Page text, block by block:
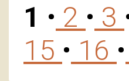
1 • 2 • 3
15 • 16 •